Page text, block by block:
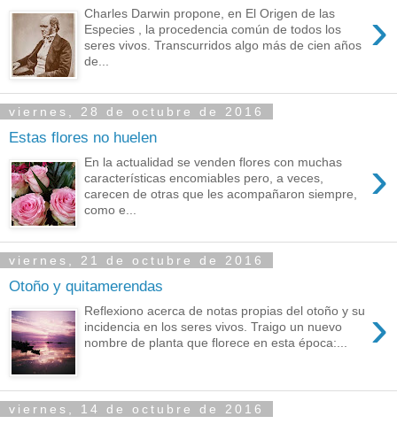
›
Charles Darwin propone, en El Origen de las
Especies , la procedencia común de todos los
seres vivos. Transcurridos algo más de cien años
de...
viernes, 28 de octubre de 2016
Estas flores no huelen
›
En la actualidad se venden flores con muchas
características encomiables pero, a veces,
carecen de otras que les acompañaron siempre,
como e...
viernes, 21 de octubre de 2016
Otoño y quitamerendas
›
Reflexiono acerca de notas propias del otoño y su
incidencia en los seres vivos. Traigo un nuevo
nombre de planta que florece en esta época:...
viernes, 14 de octubre de 2016